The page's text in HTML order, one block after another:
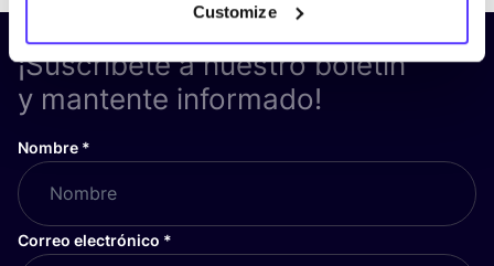
Customize
¡Suscríbete a nuestro boletín
y mantente informado!
Nombre *
Correo electrónico *